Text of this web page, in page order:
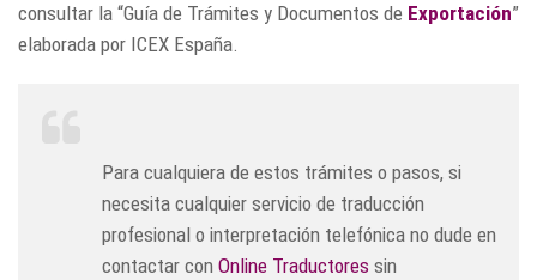
consultar la “Guía de Trámites y Documentos de Exportación”
elaborada por ICEX España.
Para cualquiera de estos trámites o pasos, si
necesita cualquier servicio de traducción
profesional o interpretación telefónica no dude en
contactar con Online Traductores sin